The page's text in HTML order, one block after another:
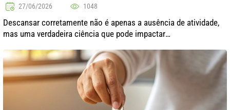
27/06/2026 1048
Descansar corretamente não é apenas a ausência de atividade,
mas uma verdadeira ciência que pode impactar
mundo moderno, repleto de estres..